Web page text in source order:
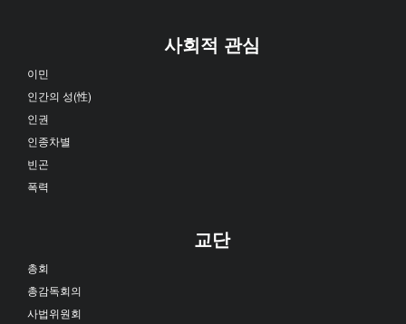
사회적 관심
이민
인간의 성(性)
인권
인종차별
빈곤
폭력
교단
총회
총감독회의
사법위원회